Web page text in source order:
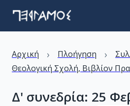
Αρχική › Πλοήγηση ›
Θεολογική Σχολή, Βιβλίον
Δ' συνεδρία: 25